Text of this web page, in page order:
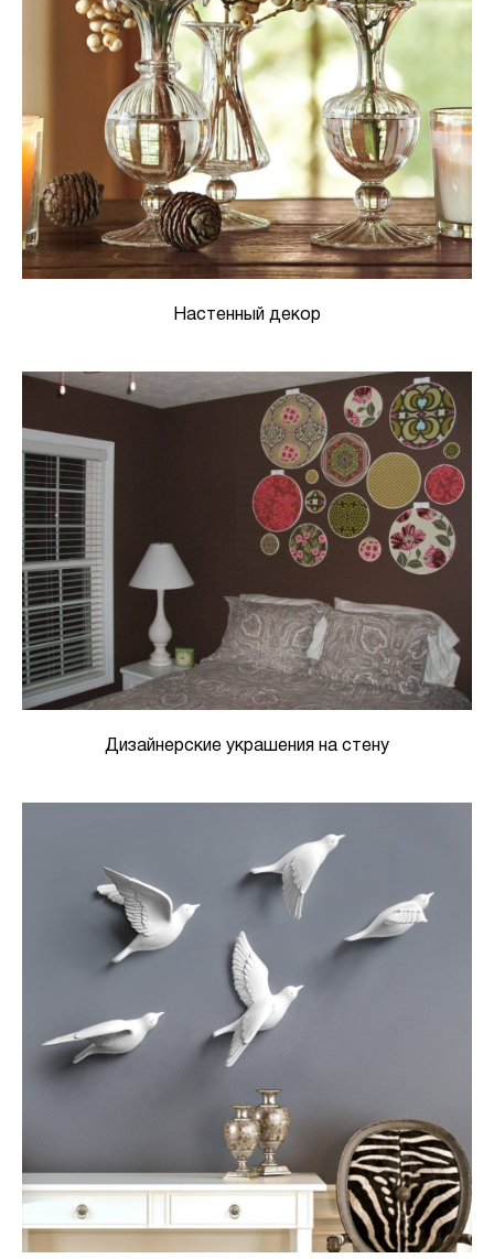
Настенный декор
Дизайнерские украшения на стену